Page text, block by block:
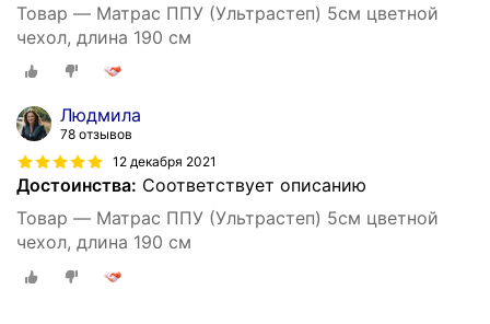
Товар — Матрас ППУ (Ультрастеп) 5см цветной
чехол, длина 190 см
Людмила
78 отзывов
12 декабря 2021
Достоинства: Соответствует описанию
Товар — Матрас ППУ (Ультрастеп) 5см цветной
чехол, длина 190 см